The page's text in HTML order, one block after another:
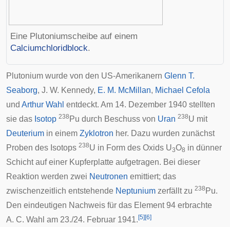
Eine Plutoniumscheibe auf einem
Calciumchloridblock.
Plutonium wurde von den US-Amerikanern Glenn T.
Seaborg, J. W. Kennedy, E. M. McMillan, Michael Cefola
und Arthur Wahl entdeckt. Am 14. Dezember 1940 stellten
sie das Isotop 238 Pu durch Beschuss von Uran 238U mit
Deuterium in einem Zyklotron her. Dazu wurden zunächst
Proben des Isotops 238U in Form des Oxids U3O8 in dünner
Schicht auf einer Kupferplatte aufgetragen. Bei dieser
Reaktion werden zwei Neutronen emittiert; das
zwischenzeitlich entstehende Neptunium zerfällt zu 238 Pu.
Den eindeutigen Nachweis für das Element 94 erbrachte
A. C. Wahl am 23./24. Februar 1941. [5] [6]